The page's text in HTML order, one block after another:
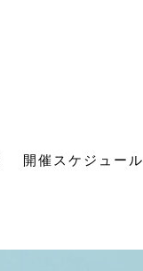
開催スケジュール